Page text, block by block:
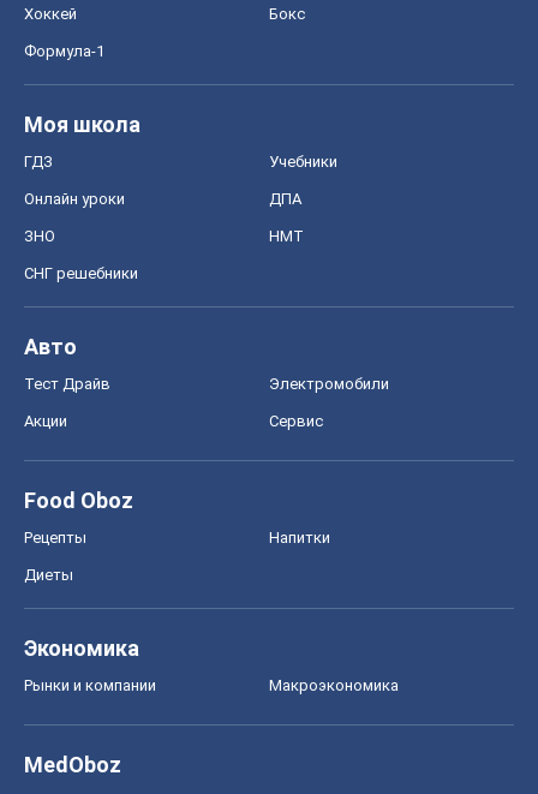
Хоккей Бокс
Формула-1
Моя школа
ГДЗ Учебники
Онлайн уроки ДПА
ЗНО НМТ
СНГ решебники
Авто
Тест Драйв Электромобили
Акции Сервис
Food Oboz
Рецепты Напитки
Диеты
Экономика
Рынки и компании Mакроэкономика
MedOboz